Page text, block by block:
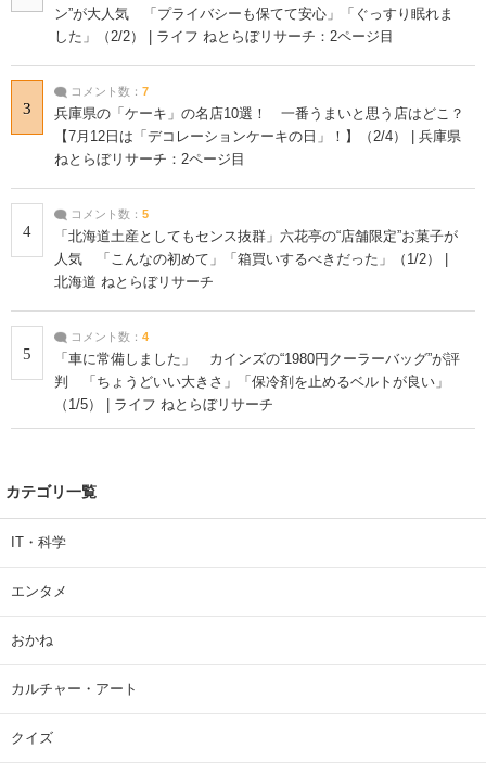
ン”が大人気 「プライバシーも保てて安心」「ぐっすり眠れま
した」（2/2） | ライフ ねとらぼリサーチ：2ページ目
3
コメント数： 7
兵庫県の「ケーキ」の名店10選！ 一番うまいと思う店はどこ？
【7月12日は「デコレーションケーキの日」！】（2/4） | 兵庫県
ねとらぼリサーチ：2ページ目
4
コメント数： 5
「北海道土産としてもセンス抜群」六花亭の“店舗限定”お菓子が
人気 「こんなの初めて」「箱買いするべきだった」（1/2） |
北海道 ねとらぼリサーチ
5
コメント数： 4
「車に常備しました」 カインズの“1980円クーラーバッグ”が評
判 「ちょうどいい大きさ」「保冷剤を止めるベルトが良い」
（1/5） | ライフ ねとらぼリサーチ
カテゴリ一覧
IT・科学
エンタメ
おかね
カルチャー・アート
クイズ